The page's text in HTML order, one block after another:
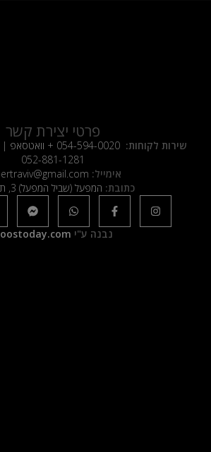
פרטי יצירת קשר
שירות לקוחות: 054-594-0020 + וואטסאפ
052-881-1281
אימייל:
כתובת: המפעל (שביל המפעל) 3, תל אביב
נבנה ע"י